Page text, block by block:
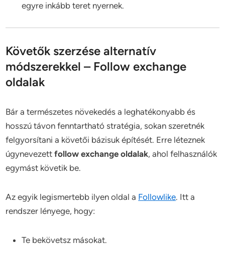
egyre inkább teret nyernek.
Követők szerzése alternatív
módszerekkel – Follow exchange
oldalak
Bár a természetes növekedés a leghatékonyabb és
hosszú távon fenntartható stratégia, sokan szeretnék
felgyorsítani a követői bázisuk építését. Erre léteznek
úgynevezettfollow exchange oldalak, ahol felhasználók
egymást követik be.
Az egyik legismertebb ilyen oldal a Followlike. Itt a
rendszer lényege, hogy:
Te bekövetsz másokat.